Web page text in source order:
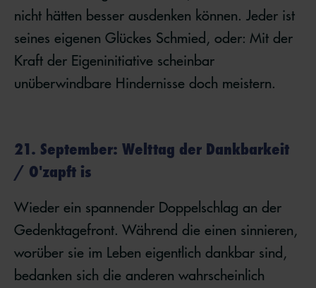
nicht hätten besser ausdenken können. Jeder ist
seines eigenen Glückes Schmied, oder: Mit der
Kraft der Eigeninitiative scheinbar
unüberwindbare Hindernisse doch meistern.
21. September: Welttag der Dankbarkeit
/ O'zapft is
Wieder ein spannender Doppelschlag an der
Gedenktagefront. Während die einen sinnieren,
worüber sie im Leben eigentlich dankbar sind,
bedanken sich die anderen wahrscheinlich